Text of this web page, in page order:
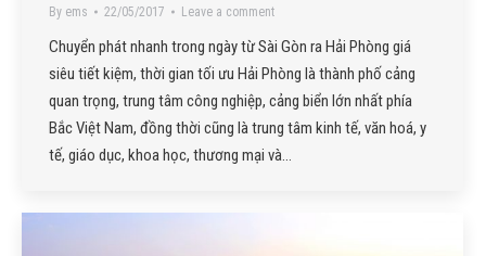
By ems 22/05/2017 Leave a comment
Chuyển phát nhanh trong ngày từ Sài Gòn ra Hải Phòng giá
siêu tiết kiệm, thời gian tối ưu Hải Phòng là thành phố cảng
quan trọng, trung tâm công nghiệp, cảng biển lớn nhất phía
Bắc Việt Nam, đồng thời cũng là trung tâm kinh tế, văn hoá, y
tế, giáo dục, khoa học, thương mại và…